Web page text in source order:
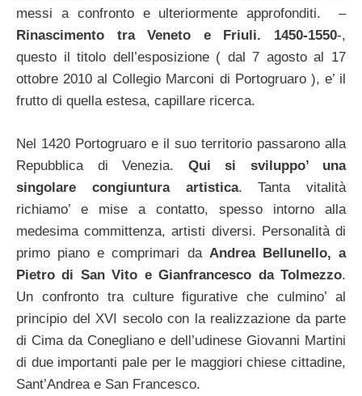
messi a confronto e ulteriormente approfonditi. –
Rinascimento tra Veneto e Friuli. 1450-1550-,
questo il titolo dell’esposizione ( dal 7 agosto al 17
ottobre 2010 al Collegio Marconi di Portogruaro ), e’ il
frutto di quella estesa, capillare ricerca.
Nel 1420 Portogruaro e il suo territorio passarono alla
Repubblica di Venezia. Qui si sviluppo’ una
singolare congiuntura artistica. Tanta vitalità
richiamo’ e mise a contatto, spesso intorno alla
medesima committenza, artisti diversi. Personalità di
primo piano e comprimari da Andrea Bellunello, a
Pietro di San Vito e Gianfrancesco da Tolmezzo.
Un confronto tra culture figurative che culmino’ al
principio del XVI secolo con la realizzazione da parte
di Cima da Conegliano e dell’udinese Giovanni Martini
di due importanti pale per le maggiori chiese cittadine,
Sant’Andrea e San Francesco.